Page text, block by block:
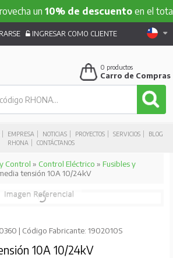
un10% de descuentoen el total de tu
EMPRESA NOTICIAS PROYECTOS SERVICIOS
BLOG
RHONA
CONTÁCTANOS
INGRESAR COMO CLIENTE
0 productos
Carro de Compras
Control » Control Eléctrico » Fusibles y
tensión 10A 10/24kV
| Código Fabricante: 1902010S
10A 10/24kV